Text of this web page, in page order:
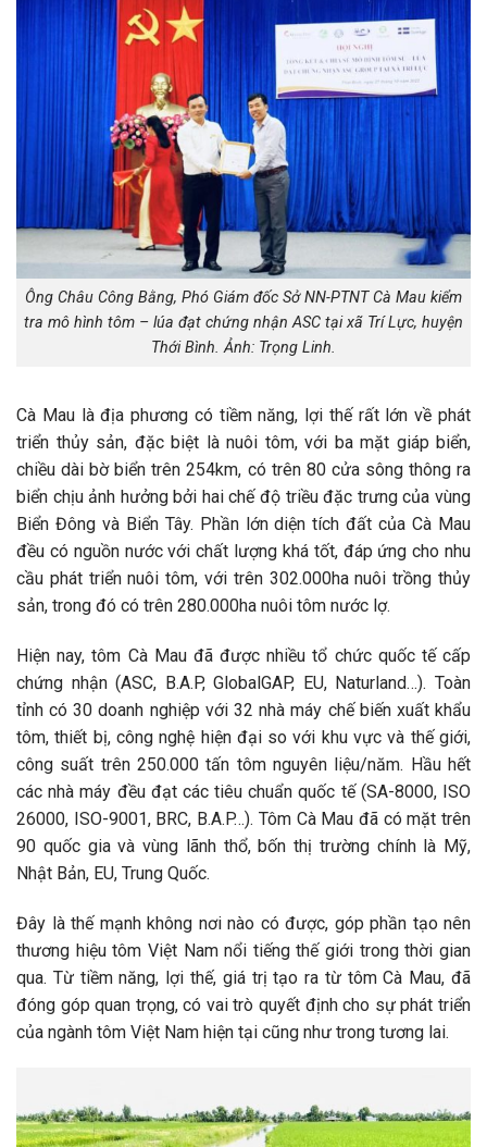
Ông Châu Công Bằng, Phó Giám đốc Sở NN-PTNT Cà Mau kiểm
tra mô hình tôm – lúa đạt chứng nhận ASC tại xã Trí Lực, huyện
Thới Bình. Ảnh: Trọng Linh.
Cà Mau là địa phương có tiềm năng, lợi thế rất lớn về phát
triển thủy sản, đặc biệt là nuôi tôm, với ba mặt giáp biển,
chiều dài bờ biển trên 254km, có trên 80 cửa sông thông ra
biển chịu ảnh hưởng bởi hai chế độ triều đặc trưng của vùng
Biển Đông và Biển Tây. Phần lớn diện tích đất của Cà Mau
đều có nguồn nước với chất lượng khá tốt, đáp ứng cho nhu
cầu phát triển nuôi tôm, với trên 302.000ha nuôi trồng thủy
sản, trong đó có trên 280.000ha nuôi tôm nước lợ.
Hiện nay, tôm Cà Mau đã được nhiều tổ chức quốc tế cấp
chứng nhận (ASC, B.A.P, GlobalGAP, EU, Naturland…). Toàn
tỉnh có 30 doanh nghiệp với 32 nhà máy chế biến xuất khẩu
tôm, thiết bị, công nghệ hiện đại so với khu vực và thế giới,
công suất trên 250.000 tấn tôm nguyên liệu/năm. Hầu hết
các nhà máy đều đạt các tiêu chuẩn quốc tế (SA-8000, ISO
26000, ISO-9001, BRC, B.A.P…). Tôm Cà Mau đã có mặt trên
90 quốc gia và vùng lãnh thổ, bốn thị trường chính là Mỹ,
Nhật Bản, EU, Trung Quốc.
Đây là thế mạnh không nơi nào có được, góp phần tạo nên
thương hiệu tôm Việt Nam nổi tiếng thế giới trong thời gian
qua. Từ tiềm năng, lợi thế, giá trị tạo ra từ tôm Cà Mau, đã
đóng góp quan trọng, có vai trò quyết định cho sự phát triển
của ngành tôm Việt Nam hiện tại cũng như trong tương lai.